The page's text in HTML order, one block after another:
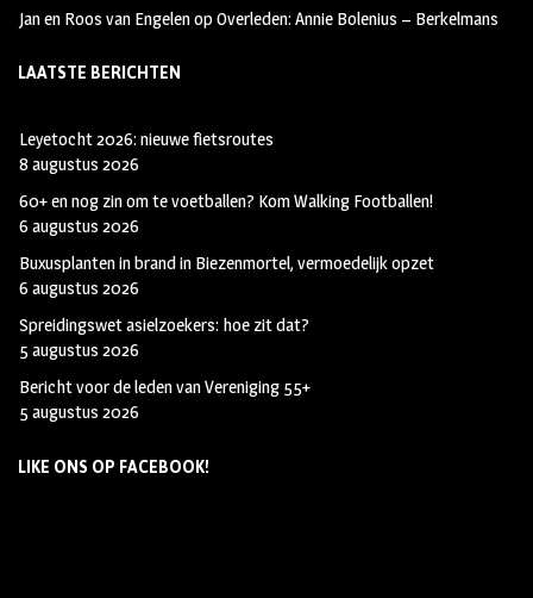
Jan en Roos van EngelenopOverleden: Annie Bolenius – Berkelmans
LAATSTE BERICHTEN
Leyetocht 2026: nieuwe fietsroutes
8 augustus 2026
60+ en nog zin om te voetballen? Kom Walking Footballen!
6 augustus 2026
Buxusplanten in brand in Biezenmortel, vermoedelijk opzet
6 augustus 2026
Spreidingswet asielzoekers: hoe zit dat?
5 augustus 2026
Bericht voor de leden van Vereniging 55+
5 augustus 2026
LIKE ONS OP FACEBOOK!